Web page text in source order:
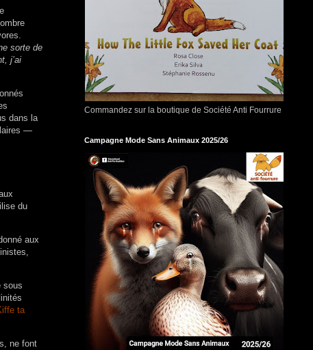
sorte de
j’ai
dans la
—
du
aux
sous
ta
ne font
Commandez sur la boutique de Société Anti Fourrure
Campagne Mode Sans Animaux 2025/26